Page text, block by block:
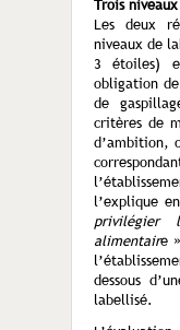
Trois
Les deux
niveaux de
3 étoiles)
obligation
de
critères de
d’ambition,
l’explique
privilégier
alimentaire
dessous
labellisé.